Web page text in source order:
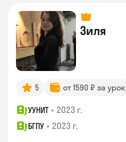
Зиля
5 от 1590 ₽ за урок
УУНИТ • 2023 г.
БГПУ • 2023 г.